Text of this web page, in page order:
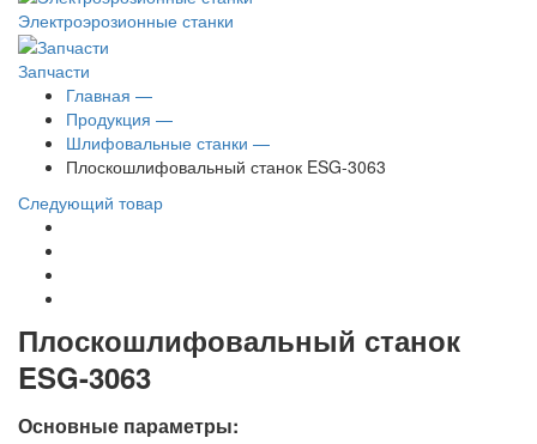
Электроэрозионные станки
Запчасти
Главная —
Продукция —
Шлифовальные станки —
Плоскошлифовальный станок ESG-3063
Следующий товар
Плоскошлифовальный станок
ESG-3063
Основные параметры: